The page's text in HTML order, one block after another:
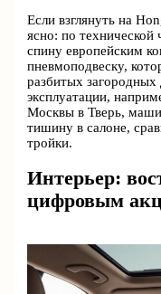
Если взглянуть на
ясно: по
спину европейским
пневмоподвеску,
разбитых
эксплуатации,
Москвы в Тверь,
тишину в салоне,
тройки.
Интерьер:
цифровым